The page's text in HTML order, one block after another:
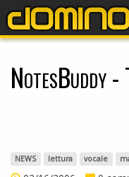
NotesBuddy
NEWS lettura vocale